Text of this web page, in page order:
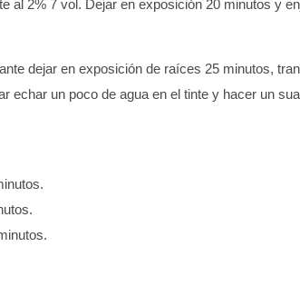
al 2% 7 vol. Dejar en exposición 20 minutos y
dejar en exposición de raíces 25 minutos,
un poco de agua en el tinte y hacer un